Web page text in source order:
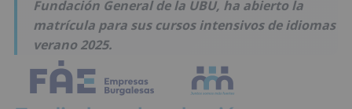
Fundación General de la UBU, ha abierto la
matrícula para sus cursos intensivos de idiomas
verano 2025.